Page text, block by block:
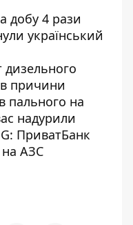
добу 4 рази
український
дизельного
причини
пального на
надурили
ПриватБанк
на АЗС